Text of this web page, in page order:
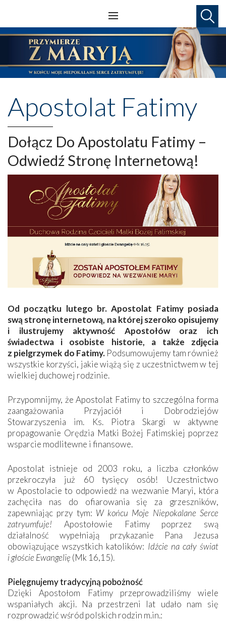
Apostolat Fatimy
Dołącz Do Apostolatu Fatimy –
Odwiedź Stronę Internetową!
Od początku lutego br. Apostolat Fatimy posiada
swą stronę internetową, na której szeroko opisujemy
i ilustrujemy aktywność Apostołów oraz ich
świadectwa i osobiste historie, a także zdjęcia
z pielgrzymek do Fatimy. Podsumowujemy tam również
wszystkie korzyści, jakie wiążą się z uczestnictwem w tej
wielkiej duchowej rodzinie.
Przypomnijmy, że Apostolat Fatimy to szczególna forma
zaangażowania Przyjaciół i Dobrodziejów
Stowarzyszenia im. Ks. Piotra Skargi w aktywne
propagowanie Orędzia Matki Bożej Fatimskiej poprzez
wsparcie modlitewne i finansowe.
Apostolat istnieje od 2003 roku, a liczba członków
przekroczyła już 60 tysięcy osób! Uczestnictwo
w Apostolacie to odpowiedź na wezwanie Maryi, która
zachęciła nas do ofiarowania się za grzeszników,
zapewniając przy tym: W końcu Moje Niepokalane Serce
zatryumfuje! Apostołowie Fatimy poprzez swą
działalność wypełniają przykazanie Pana Jezusa
obowiązujące wszystkich katolików: Idźcie na cały świat
i głoście Ewangelię (Mk 16,15).
Pielęgnujemy tradycyjną pobożność
Dzięki Apostołom Fatimy przeprowadziliśmy wiele
wspaniałych akcji. Na przestrzeni lat udało nam się
rozprowadzić wśród polskich rodzin m.in.: